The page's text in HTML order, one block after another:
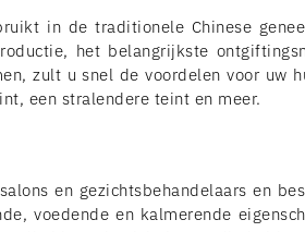
in de traditionele Chinese
het belangrijkste
zult u snel de voordelen voor uw
een stralendere teint en meer.
en gezichtsbehandelaars en
voedende en kalmerende